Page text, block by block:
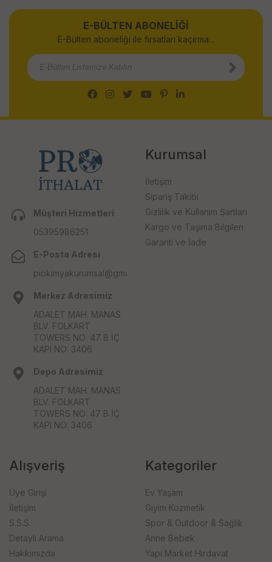
E-BÜLTEN ABONELİĞİ
E-Bülten aboneliği ile fırsatları kaçırma...
Müşteri Hizmetleri
05395986251
E-Posta Adresi
piokimyakurumsal@gmail.com
Merkez Adresimiz
ADALET MAH. MANAS
BLV. FOLKART
TOWERS NO: 47 B İÇ
KAPI NO: 3406
Depo Adresimiz
ADALET MAH. MANAS
BLV. FOLKART
TOWERS NO: 47 B İÇ
KAPI NO: 3406
Kurumsal
İletişim
Sipariş Takibi
Gizlilik ve Kullanım Şartları
Kargo ve Taşıma Bilgileri
Garanti ve İade
Alışveriş
Üye Girişi
İletişim
S.S.S.
Detaylı Arama
Hakkımızda
Kategoriler
Ev Yaşam
Giyim Kozmetik
Spor & Outdoor & Sağlık
Anne Bebek
Yapı Market Hırdavat